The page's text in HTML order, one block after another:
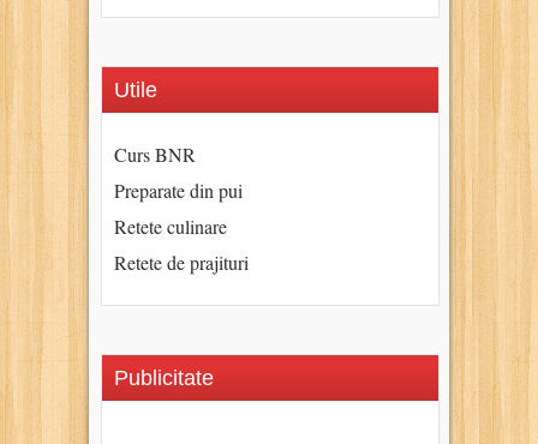
Utile
Curs BNR
Preparate din pui
Retete culinare
Retete de prajituri
Publicitate